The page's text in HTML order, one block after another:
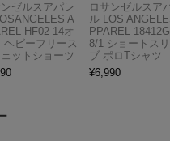
ゼルスアパレ
A
HF02 14オ
ヘビーフリース
ットショーツ
ロサンゼルスア
ル LOS
PPAREL
8/1 ショートス
ブ ポロTシャツ
¥6,990